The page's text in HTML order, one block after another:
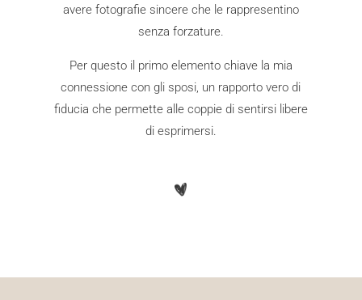
avere fotografie sincere che le rappresentino
senza forzature.
Per questo il primo elemento chiave la mia
connessione con gli sposi, un rapporto vero di
fiducia che permette alle coppie di sentirsi libere
di esprimersi.